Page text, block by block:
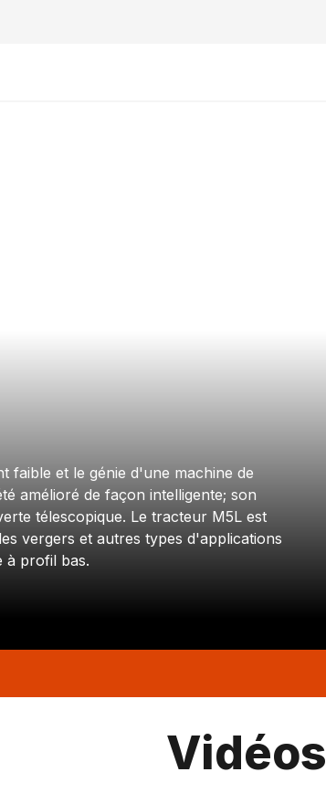
faible et le génie d'une machine de
amélioré de façon intelligente; son
télescopique. Le tracteur M5L est
vergers et autres types d'applications
à profil bas.
Vidéos